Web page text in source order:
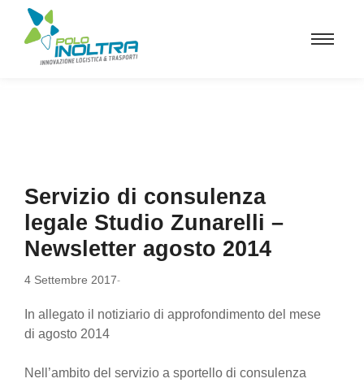
Servizio di consulenza
legale Studio Zunarelli –
Newsletter agosto 2014
4 Settembre 2017-
In allegato il notiziario di approfondimento del mese
di agosto 2014
Nell’ambito del servizio a sportello di consulenza